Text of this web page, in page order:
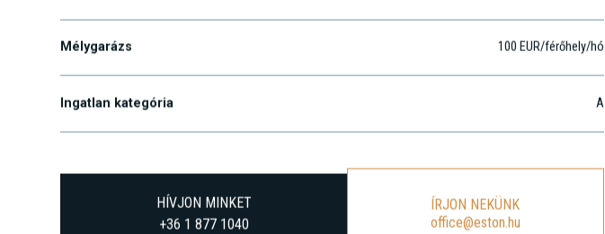
Mélygarázs 100 EUR/férőhely/hó
Ingatlan kategória A
HÍVJON MINKET
+36 1 877 1040
ÍRJON NEKÜNK
office@eston.hu